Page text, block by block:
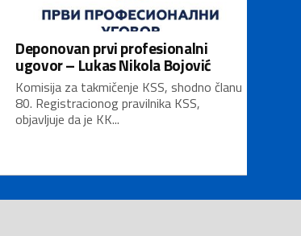
Deponovan prvi profesionalni
ugovor – Lukas Nikola Bojović
Komisija za takmičenje KSS, shodno članu
80. Registracionog pravilnika KSS,
objavljuje da je KK...